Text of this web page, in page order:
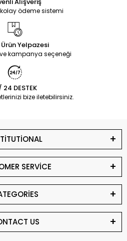
ödeme sistemi
Yelpazesi
kampanya seçeneği
24 DESTEK
bize iletebilirsiniz.
SERVİCE
US